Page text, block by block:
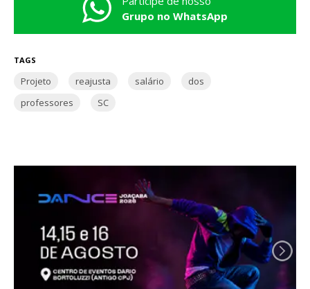
Grupo no WhatsApp
TAGS
Projeto reajusta salário
dos
professores
SC